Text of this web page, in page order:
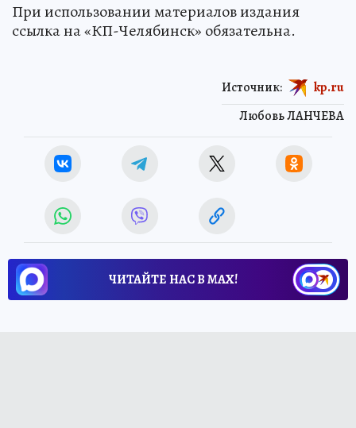
При использовании материалов издания
ссылка на «КП-Челябинск» обязательна.
Любовь ЛАНЧЕВА
Источник: kp.ru
ЧИТАЙТЕ НАС В МАХ!